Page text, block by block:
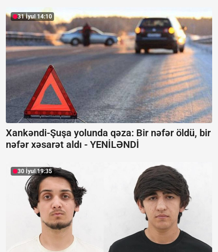
31 İyul 14:10
Xankəndi-Şuşa yolunda qəza: Bir nəfər öldü, bir
nəfər xəsarət aldı - YENİLƏNDİ
30 İyul 19:35